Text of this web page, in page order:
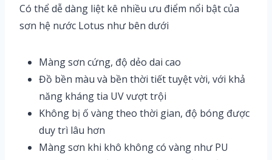
Có thể dễ dàng liệt kê nhiều ưu điểm nổi bật của
sơn hệ nước Lotus như bên dưới
Màng sơn cứng, độ dẻo dai cao
Đồ bền màu và bền thời tiết tuyệt vời, với khả
năng kháng tia UV vượt trội
Không bị ố vàng theo thời gian, độ bóng được
duy trì lâu hơn
Màng sơn khi khô không có vàng như PU